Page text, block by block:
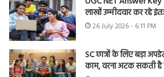
लाखों उम्मीदवार कर रहे
26 July 2026 - 6:11 PM
SC छात्रों के लिए बड़ा
काम, वरना अटक सकती है